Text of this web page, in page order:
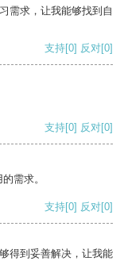
需求，让我能够找到自
支持[0] 反对[0]
支持[0] 反对[0]
需求。
支持[0] 反对[0]
得到妥善解决，让我能